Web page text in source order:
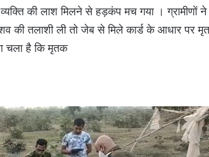
की लाश मिलने से हड़कंप मच गया । ग्रामीणों
की तलाशी ली तो जेब से मिले कार्ड के आधार पर
चला है कि मृतक